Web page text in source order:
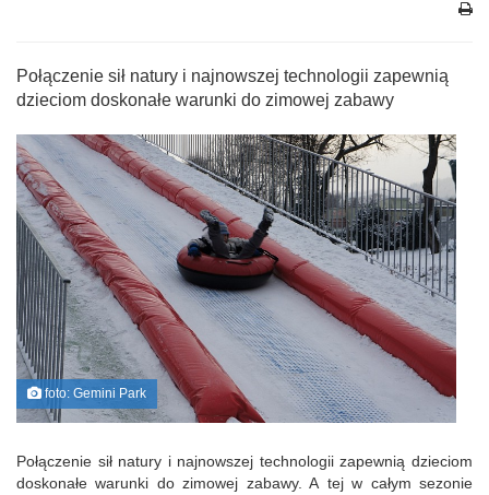
Połączenie sił natury i najnowszej technologii zapewnią
dzieciom doskonałe warunki do zimowej zabawy
foto: Gemini Park
Połączenie sił natury i najnowszej technologii zapewnią dzieciom
doskonałe warunki do zimowej zabawy. A tej w całym sezonie